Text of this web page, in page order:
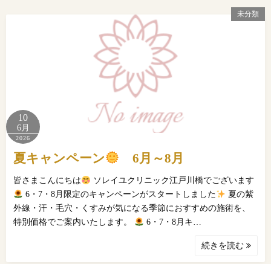
未分類
10
6月
2026
夏キャンペーン 6月～8月
皆さまこんにちは
ソレイユクリニック江戸川橋でございます
6・7・8月限定のキャンペーンがスタートしました
夏の紫
外線・汗・毛穴・くすみが気になる季節におすすめの施術を、
特別価格でご案内いたします。
6・7・8月キ…
続きを読む